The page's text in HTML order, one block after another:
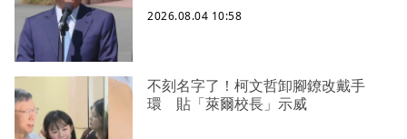
2026.08.04 10:58
不刻名字了！柯文哲卸腳鐐改戴手
環 貼「萊爾校長」示威